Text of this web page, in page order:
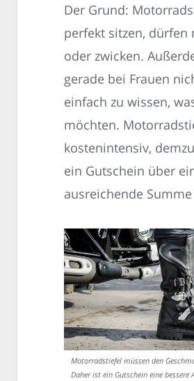
Der Grund:
perfekt sitzen, dürfen
oder zwicken.
gerade bei Frauen
einfach zu wissen,
möchten.
kostenintensiv,
ein Gutschein über
ausreichende
Motorradstiefel müssen den
Daher ist ein Gutschein eine bessere